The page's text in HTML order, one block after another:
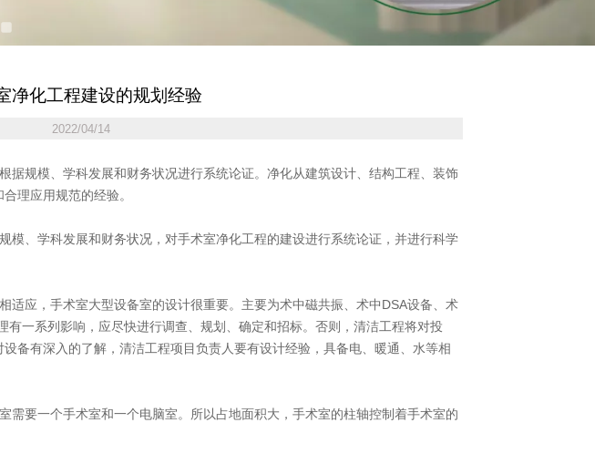
净化工程建设的规划经验
2022/04/14
据规模、学科发展和财务状况进行系统论证。净化从建筑设计、结构工程、装饰
理应用规范的经验。
模、学科发展和财务状况，对手术室净化工程的建设进行系统论证，并进行科学
适应，手术室大型设备室的设计很重要。主要为术中磁共振、术中DSA设备、术
一系列影响，应尽快进行调查、规划、确定和招标。否则，清洁工程将对投
备有深入的了解，清洁工程项目负责人要有设计经验，具备电、暖通、水等相
需要一个手术室和一个电脑室。所以占地面积大，手术室的柱轴控制着手术室的